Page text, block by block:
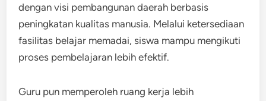
dengan visi pembangunan daerah berbasis
peningkatan kualitas manusia. Melalui ketersediaan
fasilitas belajar memadai, siswa mampu mengikuti
proses pembelajaran lebih efektif.
Guru pun memperoleh ruang kerja lebih